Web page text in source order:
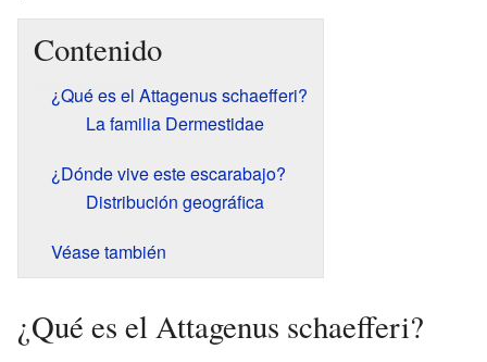
Contenido
¿Qué es el Attagenus schaefferi?
La familia Dermestidae
¿Dónde vive este escarabajo?
Distribución geográfica
Véase también
¿Qué es el Attagenus schaefferi?